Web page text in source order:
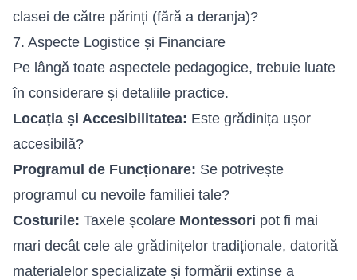
clasei de către părinți (fără a deranja)?
7. Aspecte Logistice și Financiare
Pe lângă toate aspectele pedagogice, trebuie luate
în considerare și detaliile practice.
Locația și Accesibilitatea: Este grădinița ușor
accesibilă?
Programul de Funcționare: Se potrivește
programul cu nevoile familiei tale?
Costurile: Taxele școlare Montessori pot fi mai
mari decât cele ale grădinițelor tradiționale, datorită
materialelor specializate și formării extinse a